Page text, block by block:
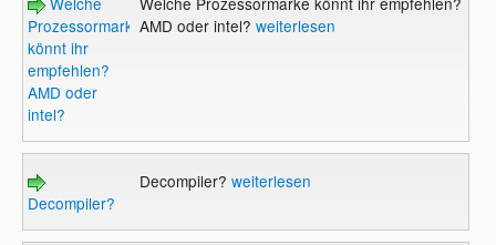
Prozessormarke
könnt ihr
empfehlen?
AMD oder
intel?
AMD oder intel? weiterlesen
Decompiler?
Decompiler? weiterlesen